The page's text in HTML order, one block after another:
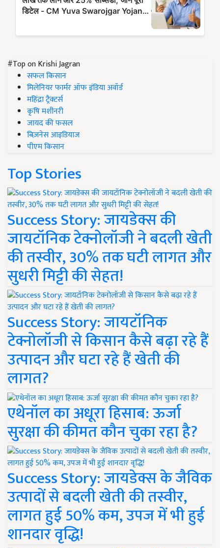
#Top on Krishi Jagran
सफल किसान
मिलेनियर फार्मर ऑफ इंडिया अवॉर्ड
महिंद्रा ट्रैक्टर्स
कृषि मशीनरी
जायद की फसल
बिज़नेस आइडियाज
पीएम किसान
Top Stories
Success Story: जायडेक्स की
जायटॉनिक टेक्नोलॉजी ने बदली खेती
की तस्वीर, 30% तक घटी लागत और
सुधरी मिट्टी की सेहत!
Success Story: जायटॉनिक
टेक्नोलॉजी से किसान कैसे बढ़ा रहे हैं
उत्पादन और घटा रहे हैं खेती की
लागत?
एथेनॉल का अधूरा हिसाब: ऊर्जा
सुरक्षा की कीमत कौन चुका रहा है?
Success Story: जायडेक्स के जैविक
उत्पादों से बदली खेती की तस्वीर,
लागत हुई 50% कम, उपज में भी हुई
शानदार वृद्धि!